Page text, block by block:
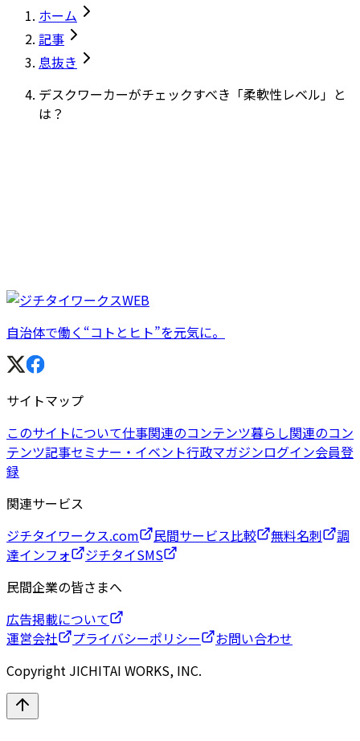
ホーム
記事
息抜き
デスクワーカーがチェックすべき「柔軟性レベル」と
は？
自治体で働く“コトとヒト”を元気に。
サイトマップ
このサイトについて仕事関連のコンテンツ暮らし関連のコン
テンツ記事セミナー・イベント行政マガジンログイン会員登
録
関連サービス
ジチタイワークス.com
民間サービス比較 無料名刺
調
達インフォ
ジチタイSMS
民間企業の皆さまへ
広告掲載について
運営会社
プライバシーポリシー
お問い合わせ
Copyright JICHITAI WORKS, INC.